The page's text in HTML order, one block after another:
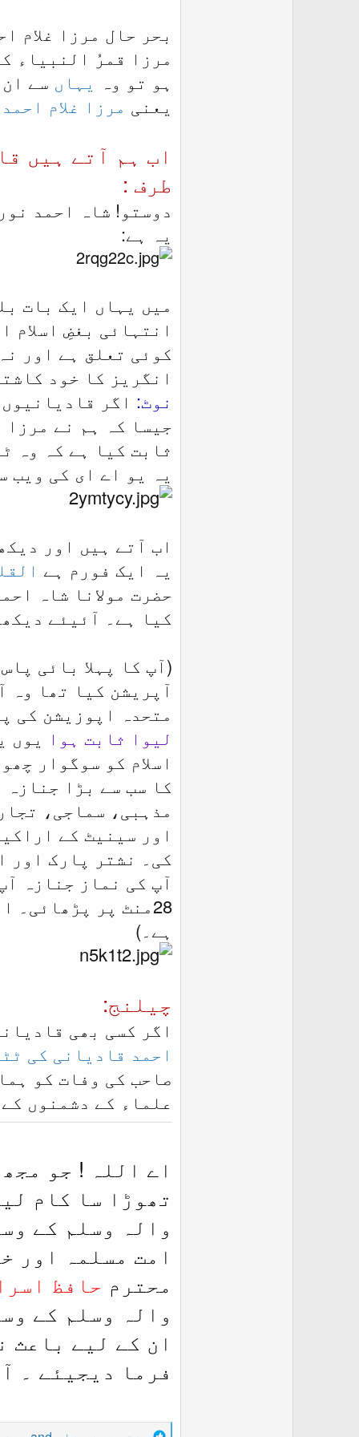
بحر حال مرزا غلام
مرزا قمرُ النبیاء
ہو تو وہ
یہاں سے
یعنی مرزا غلام
اب ہم آتے ہیں
طرف :
دوستو! شاہ احمد
یہ ہے:
میں یہاں ایک بات
انتہائی بغضِ
کوئی تعلق ہے اور
انگریز کا خود
نوٹ: اگر
جیسا کہ ہم نے مرزا
ثابت کیا ہے کہ وہ
یہ یو اے ای کی ویب
اب آتے ہیں اور
یہ ایک فورم ہے
حضرت مولانا شاہ
کیا ہے۔ آئیئے
آپریشن کیا تھا وہ آپ ہی کے
متحدہ اپوزیشن کی
لیوا ثابت ہوا
کا سب سے بڑا جنازہ
مذہبی، سماجی،
اور سینیٹ کے
کی۔ نشتر پارک اور
28منٹ پر
ہے۔)
چیلنج:
اگر کسی بھی
احمد قادیانی کی
صاحب کی وفات کو
علماء کے دشمنوں
اے اللہ ! جو
تھوڑا سا کام
والہ وسلم کے
امت مسلمہ اور
محترم حافظ
والہ وسلم کے
ان کے لیے باعث
فرما دیجیئے ۔